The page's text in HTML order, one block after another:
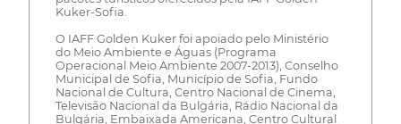
Kuker-Sofia.
O IAFF Golden Kuker foi apoiado pelo Ministério
do Meio Ambiente e Águas (Programa
Operacional Meio Ambiente 2007-2013), Conselho
Municipal de Sofia, Município de Sofia, Fundo
Nacional de Cultura, Centro Nacional de Cinema,
Televisão Nacional da Bulgária, Rádio Nacional da
Bulgária, Embaixada Americana, Centro Cultural